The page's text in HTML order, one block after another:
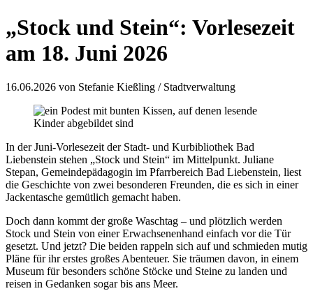
„Stock und Stein“: Vorlesezeit
am 18. Juni 2026
16.06.2026 von Stefanie Kießling / Stadtverwaltung
In der Juni-Vorlesezeit der Stadt- und Kurbibliothek Bad
Liebenstein stehen „Stock und Stein“ im Mittelpunkt. Juliane
Stepan, Gemeindepädagogin im Pfarrbereich Bad Liebenstein, liest
die Geschichte von zwei besonderen Freunden, die es sich in einer
Jackentasche gemütlich gemacht haben.
Doch dann kommt der große Waschtag – und plötzlich werden
Stock und Stein von einer Erwachsenenhand einfach vor die Tür
gesetzt. Und jetzt? Die beiden rappeln sich auf und schmieden mutig
Pläne für ihr erstes großes Abenteuer. Sie träumen davon, in einem
Museum für besonders schöne Stöcke und Steine zu landen und
reisen in Gedanken sogar bis ans Meer.